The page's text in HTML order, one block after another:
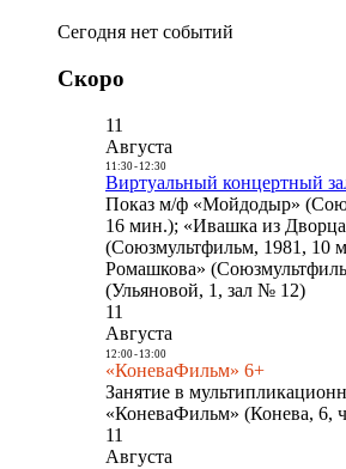
Сегодня нет событий
Скоро
11
Августа
11:30- 12:30
Виртуальный концертный
Показ м/ф «Мойдодыр»
16 мин.); «Ивашка из
(Союзмультфильм, 1981, 10
Ромашкова»
(Ульяновой, 1, зал № 12)
11
Августа
12:00- 13:00
«КоневаФильм» 6+
Занятие в
«КоневаФильм» (Конева, 6,
11
Августа